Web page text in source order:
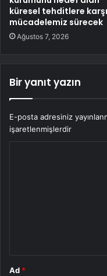
küresel tehditlere karşı
mücadelemiz sürecek
Ağustos 7, 2026
Bir yanıt yazın
E-posta adresiniz
işaretlenmişlerdir
Ad *